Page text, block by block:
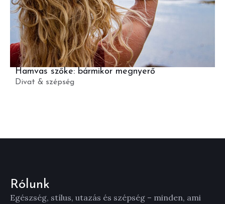
Hamvas szőke: bármikor megnyerő
Divat & szépség
Rólunk
Egészség, stílus, utazás és szépség – minden, ami